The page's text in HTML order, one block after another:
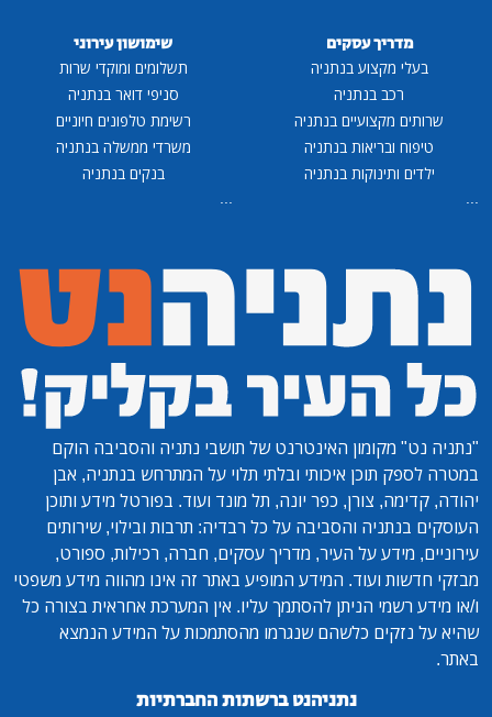
מדריך עסקים
בעלי מקצוע בנתניה
רכב בנתניה
שרותים מקצועיים בנתניה
טיפוח ובריאות בנתניה
ילדים ותינוקות בנתניה
...
שימושון עירוני
תשלומים ומוקדי שרות
סניפי דואר בנתניה
רשימת טלפונים חיוניים
משרדי ממשלה בנתניה
בנקים בנתניה
...
"נתניה נט" מקומון האינטרנט של תושבי נתניה והסביבה הוקם
במטרה לספק תוכן איכותי ובלתי תלוי על המתרחש בנתניה, אבן
יהודה, קדימה, צורן, כפר יונה, תל מונד ועוד. בפורטל מידע ותוכן
העוסקים בנתניה והסביבה על כל רבדיה: תרבות ובילוי, שירותים
עירוניים, מידע על העיר, מדריך עסקים, חברה, רכילות, ספורט,
מבזקי חדשות ועוד. המידע המופיע באתר זה אינו מהווה מידע משפטי
ו/או מידע רשמי הניתן להסתמך עליו. אין המערכת אחראית בצורה כל
שהיא על נזקים כלשהם שנגרמו מהסתמכות על המידע הנמצא
באתר.
נתניהנט ברשתות החברתיות